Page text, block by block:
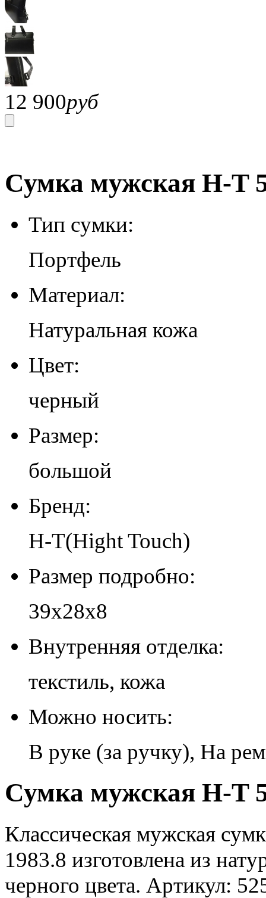
12 900руб
Сумка мужская H-T
Тип сумки:
Портфель
Материал:
Натуральная кожа
Цвет:
черный
Размер:
большой
Бренд:
H-T(Hight Touch)
Размер подробно:
39х28х8
Внутренняя отделка:
текстиль, кожа
Можно носить:
В руке (за ручку), На
Сумка мужская H-T
Классическая мужская
1983.8 изготовлена из
черного цвета. Артикул: